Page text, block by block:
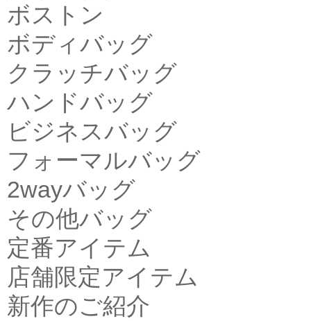
ボストン
ボディバッグ
クラッチバッグ
ハンドバッグ
ビジネスバッグ
フォーマルバッグ
2wayバッグ
その他バッグ
定番アイテム
店舗限定アイテム
新作のご紹介